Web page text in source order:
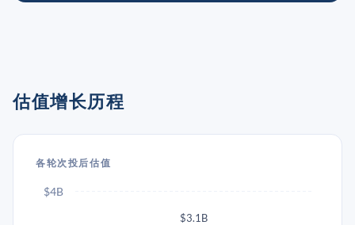
估值增长历程
各轮次投后估值
$3.1B
$4B